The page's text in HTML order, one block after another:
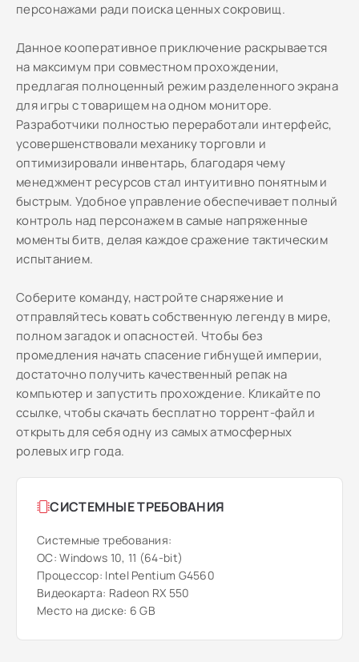
персонажами ради поиска ценных сокровищ.
Данное кооперативное приключение раскрывается
на максимум при совместном прохождении,
предлагая полноценный режим разделенного экрана
для игры с товарищем на одном мониторе.
Разработчики полностью переработали интерфейс,
усовершенствовали механику торговли и
оптимизировали инвентарь, благодаря чему
менеджмент ресурсов стал интуитивно понятным и
быстрым. Удобное управление обеспечивает полный
контроль над персонажем в самые напряженные
моменты битв, делая каждое сражение тактическим
испытанием.
Соберите команду, настройте снаряжение и
отправляйтесь ковать собственную легенду в мире,
полном загадок и опасностей. Чтобы без
промедления начать спасение гибнущей империи,
достаточно получить качественный репак на
компьютер и запустить прохождение. Кликайте по
ссылке, чтобы скачать бесплатно торрент-файл и
открыть для себя одну из самых атмосферных
ролевых игр года.
СИСТЕМНЫЕ ТРЕБОВАНИЯ
Системные требования:
ОС: Windows 10, 11 (64-bit)
Процессор: Intel Pentium G4560
Видеокарта: Radeon RX 550
Место на диске: 6 GB